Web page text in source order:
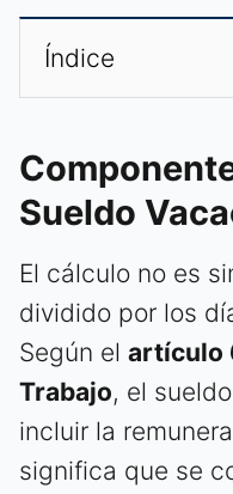
Índice
Sueldo
El cálculo no es
dividido por los
Según el artículo
Trabajo, el
incluir la
significa que se